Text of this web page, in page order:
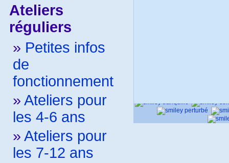
Ateliers
réguliers
» Petites infos
de
fonctionnement
» Ateliers pour
les 4-6 ans
» Ateliers pour
les 7-12 ans